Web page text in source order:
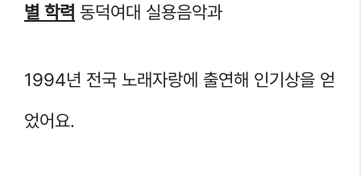
별 학력 동덕여대 실용음악과
1994년 전국 노래자랑에 출연해 인기상을 얻
었어요.